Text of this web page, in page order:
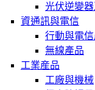
光伏逆變
資通訊與電信
行動與電
無線產品
工業産品
工廠與機械